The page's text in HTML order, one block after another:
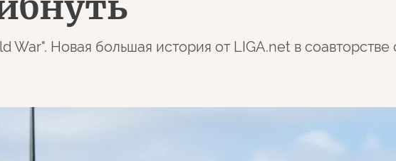
War". Новая большая история от LIGA.net в